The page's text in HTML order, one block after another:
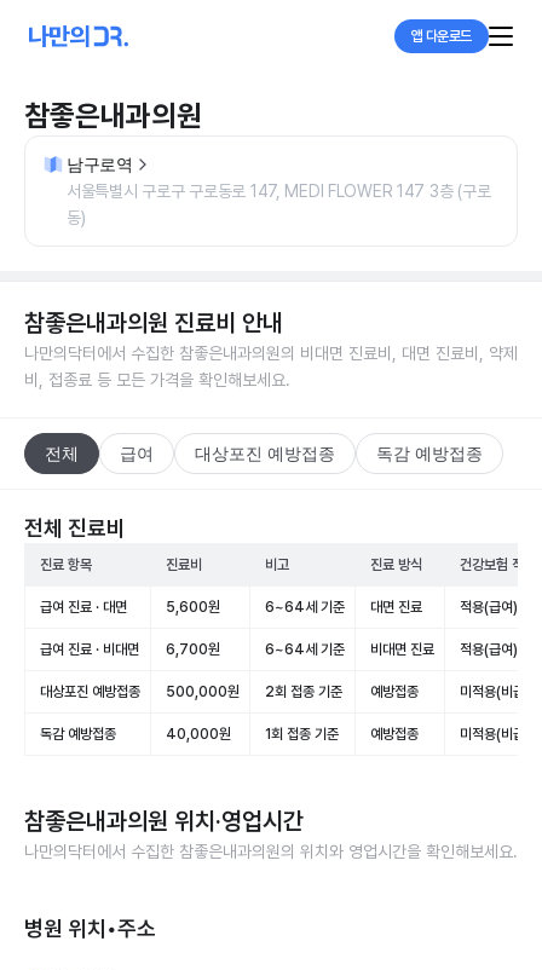
앱 다운로드
참좋은내과의원
남구로역
서울특별시 구로구 구로동로 147, MEDI FLOWER 147 3층 (구로
동)
참좋은내과의원 진료비 안내
나만의닥터에서 수집한 참좋은내과의원의 비대면 진료비, 대면 진료비, 약제
비, 접종료 등 모든 가격을 확인해보세요.
전체 급여 대상포진 예방접종 독감 예방접종
전체 진료비
진료 항목 진료비 비고 진료 방식 건강보험 적용
급여 진료 · 대면 5,600원 6~64세 기준 대면 진료 적용(급여)
급여 진료 · 비대면 6,700원 6~64세 기준 비대면 진료 적용(급여)
대상포진 예방접종 500,000원 2회 접종 기준 예방접종 미적용(비급여)
독감 예방접종 40,000원 1회 접종 기준 예방접종 미적용(비급여)
참좋은내과의원 위치·영업시간
나만의닥터에서 수집한 참좋은내과의원의 위치와 영업시간을 확인해보세요.
병원 위치•주소